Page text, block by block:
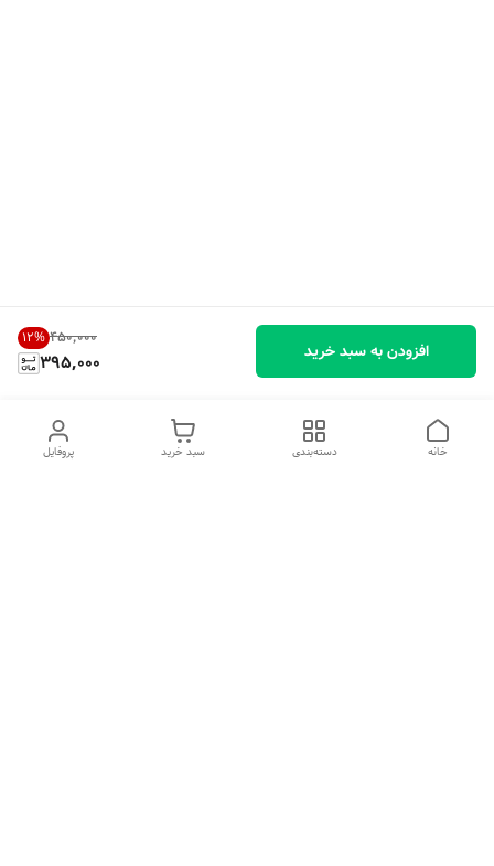
۴۵۰٬۰۰۰ 12%
395,000 افزودن به سبد خرید
پروفایل سبد خرید دسته‌بندی خانه